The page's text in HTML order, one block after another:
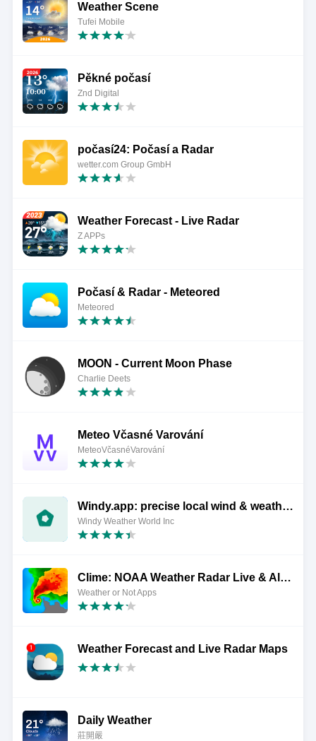
Weather Scene
Tufei Mobile
Pěkné počasí
Znd Digital
počasí24: Počasí a Radar
wetter.com Group GmbH
Weather Forecast - Live Radar
Z APPs
Počasí & Radar - Meteored
Meteored
MOON - Current Moon Phase
Charlie Deets
Meteo Včasné Varování
MeteoVčasnéVarování
Windy.app: precise local wind & weather forecast
Windy Weather World Inc
Clime: NOAA Weather Radar Live & Alerts
Weather or Not Apps
Weather Forecast and Live Radar Maps
Daily Weather
莊開嚴